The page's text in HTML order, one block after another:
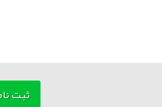
ثبت